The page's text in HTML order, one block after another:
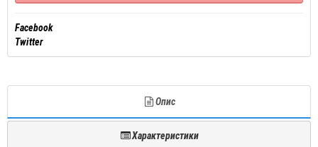
Facebook
Twitter
Опис
Характеристики